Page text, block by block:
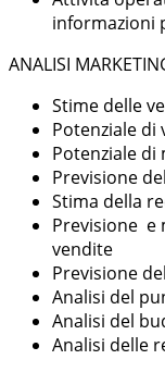
informazioni
ANALISI
Stime delle
Potenziale di
Potenziale
Previsione
Stima della
Previsione e
vendite
Previsione
Analisi del
Analisi del
Analisi delle